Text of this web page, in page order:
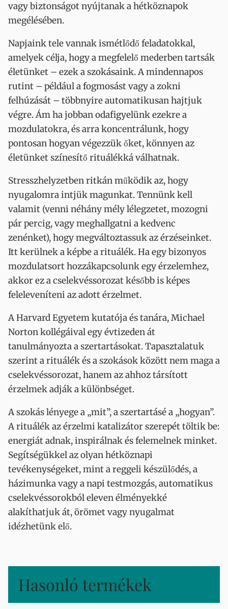
vagy biztonságot nyújtanak a hétköznapok
megélésében.
Napjaink tele vannak ismétlődő feladatokkal,
amelyek célja, hogy a megfelelő mederben tartsák
életünket – ezek a szokásaink. A mindennapos
rutint – például a fogmosást vagy a zokni
felhúzását – többnyire automatikusan hajtjuk
végre. Ám ha jobban odafigyelünk ezekre a
mozdulatokra, és arra koncentrálunk, hogy
pontosan hogyan végezzük őket, könnyen az
életünket színesítő rituálékká válhatnak.
Stresszhelyzetben ritkán működik az, hogy
nyugalomra intjük magunkat. Tennünk kell
valamit (venni néhány mély lélegzetet, mozogni
pár percig, vagy meghallgatni a kedvenc
zenénket), hogy megváltoztassuk az érzéseinket.
Itt kerülnek a képbe a rituálék. Ha egy bizonyos
mozdulatsort hozzákapcsolunk egy érzelemhez,
akkor ez a cselekvéssorozat később is képes
feleleveníteni az adott érzelmet.
A Harvard Egyetem kutatója és tanára, Michael
Norton kollégáival egy évtizeden át
tanulmányozta a szertartásokat. Tapasztalatuk
szerint a rituálék és a szokások között nem maga a
cselekvéssorozat, hanem az ahhoz társított
érzelmek adják a különbséget.
A szokás lényege a „mit”, a szertartásé a „hogyan”.
A rituálék az érzelmi katalizátor szerepét töltik be:
energiát adnak, inspirálnak és felemelnek minket.
Segítségükkel az olyan hétköznapi
tevékenységeket, mint a reggeli készülődés, a
házimunka vagy a napi testmozgás, automatikus
cselekvéssorokból eleven élményekké
alakíthatjuk át, örömet vagy nyugalmat
idézhetünk elő.
Hasonló termékek